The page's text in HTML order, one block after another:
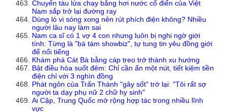
Chuyến tàu lửa chạy bằng hơi nước cổ điển của Việt
Nam sắp trở lại đường ray
Dùng lò vi sóng xong nên rút phích điện không? Nhiều
người lâu nay làm sai
Nam ca sĩ có 1 vợ 4 con nhưng luôn bị nghi ngờ giới
tính: Từng là "bà tám showbiz", tự tung tin yêu đồng giới
để nổi tiếng
Khám phá Cát Bà bằng cáp treo trở thành xu hướng
Bật điều hòa suốt đêm: Chỉ cần ấn một nút, tiết kiệm tiền
điện chỉ với 3 nghìn đồng
Phát ngôn của Trấn Thành "gây sốt" trở lại: "Tôi rất sợ
người ta dạy phụ nữ 2 chữ hy sinh"
Ai Cập, Trung Quốc mở rộng hợp tác trong nhiều lĩnh
vực